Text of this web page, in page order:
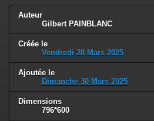
Auteur
Gilbert PAINBLANC
Créée le
Vendredi 28 Mars 2025
Ajoutée le
Dimanche 30 Mars 2025
Dimensions
796*600